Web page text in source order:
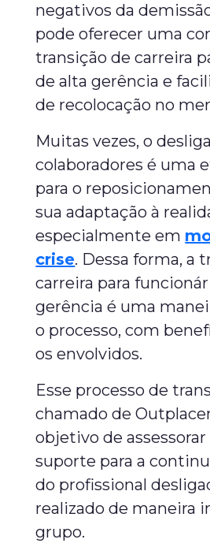
negativos da
pode oferecer uma
transição de carreira
de alta gerência e
de recolocação no
Muitas vezes, o
colaboradores é uma
para o
sua adaptação à
especialmente em
crise. Dessa forma, a
carreira para
gerência é uma
o processo, com
os envolvidos.
Esse processo de
chamado de
objetivo de
suporte para a
do profissional
realizado de maneira
grupo.